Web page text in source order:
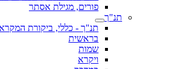
פורים, מגילת אסתר
תנ"ך
תנ"ך - כללי, ביקורת המקרא
בראשית
שמות
ויקרא